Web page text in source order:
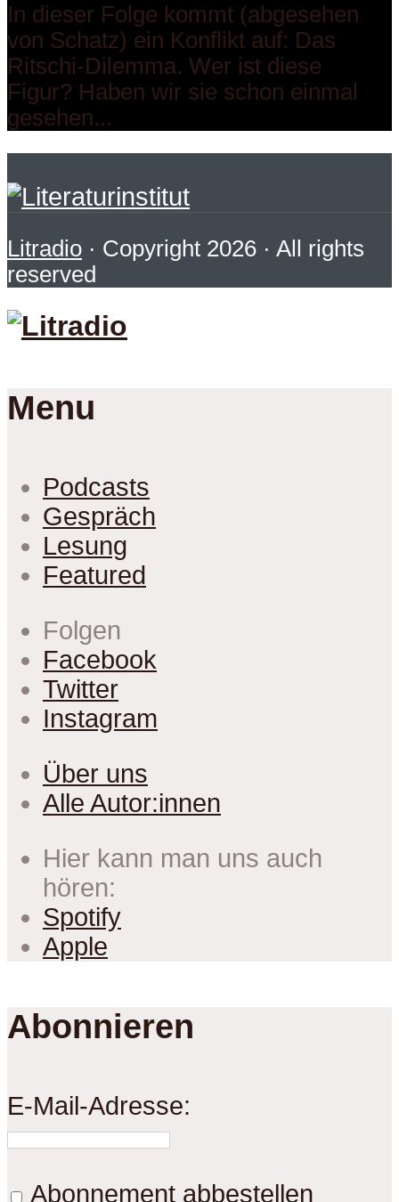
In dieser Folge kommt (abgesehen
von Schatz) ein Konflikt auf: Das
Ritschi-Dilemma. Wer ist diese
Figur? Haben wir sie schon einmal
gesehen...
Litradio · Copyright 2026 · All rights
reserved
Menu
Podcasts
Gespräch
Lesung
Featured
Folgen
Facebook
Twitter
Instagram
Über uns
Alle Autor:innen
Hier kann man uns auch
hören:
Spotify
Apple
Abonnieren
E-Mail-Adresse:
Abonnement abbestellen